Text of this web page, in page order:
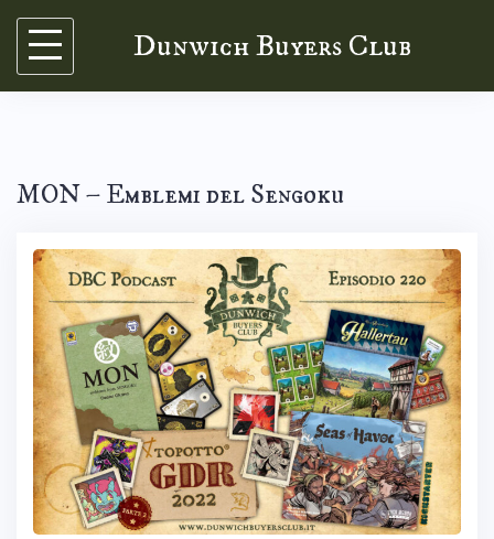
Skip
content
Dunwich Buyers Club
MON – Emblemi del Sengoku